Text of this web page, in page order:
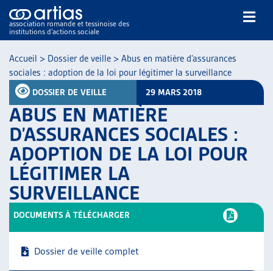
association romande et tessinoise des
institutions d’actions sociale
NOS PUBLICATIONS
ARTICLES
DOSSIERS DU MOIS
VEILLE
RESSOURCES
THÉMATIQUES
GUIDE SOCIAL ROMAND
Accueil > Dossier de veille > Abus en matière d’assurances
sociales : adoption de la loi pour légitimer la surveillance
DOSSIER DE VEILLE 29 MARS 2018
ABUS EN MATIÈRE
D’ASSURANCES SOCIALES :
ADOPTION DE LA LOI POUR
LÉGITIMER LA
SURVEILLANCE
DOCUMENTS À TÉLÉCHARGER
Dossier de veille complet